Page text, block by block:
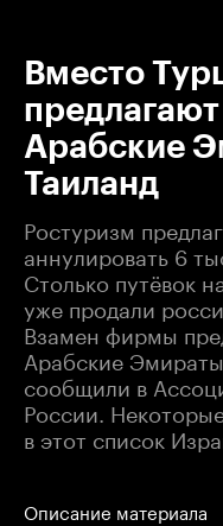
Вместо
Арабские
Таиланд
Ростуризм
аннулировать 6
Столько путёвок
уже продали
Взамен фирмы
Арабские
сообщили в
России.
в этот список
Описание материала